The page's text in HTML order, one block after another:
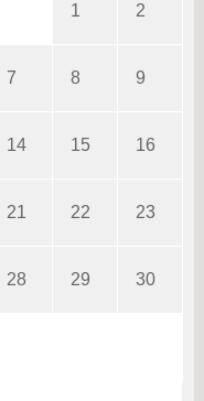
1 2
7 8 9
14 15 16
21 22 23
28 29 30